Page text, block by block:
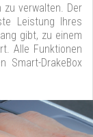
zu verwalten. Der
Leistung Ihres
gibt, zu einem
Alle Funktionen
Smart-DrakeBox